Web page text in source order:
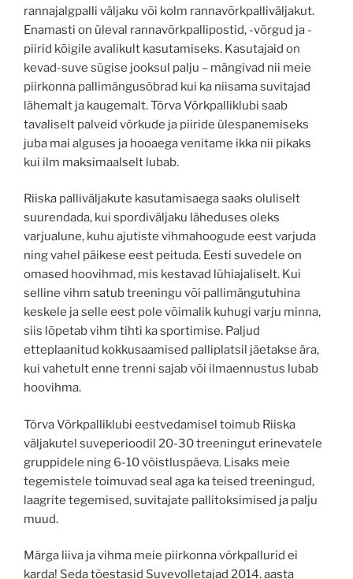
rannajalgpalli väljaku või kolm rannavõrkpalliväljakut.
Enamasti on üleval rannavõrkpallipostid, -võrgud ja -
piirid kõigile avalikult kasutamiseks. Kasutajaid on
kevad-suve sügise jooksul palju – mängivad nii meie
piirkonna pallimängusõbrad kui ka niisama suvitajad
lähemalt ja kaugemalt. Tõrva Võrkpalliklubi saab
tavaliselt palveid võrkude ja piiride ülespanemiseks
juba mai alguses ja hooaega venitame ikka nii pikaks
kui ilm maksimaalselt lubab.
Riiska palliväljakute kasutamisaega saaks oluliselt
suurendada, kui spordiväljaku läheduses oleks
varjualune, kuhu ajutiste vihmahoogude eest varjuda
ning vahel päikese eest peituda. Eesti suvedele on
omased hoovihmad, mis kestavad lühiajaliselt. Kui
selline vihm satub treeningu või pallimängutuhina
keskele ja selle eest pole võimalik kuhugi varju minna,
siis lõpetab vihm tihti ka sportimise. Paljud
etteplaanitud kokkusaamised palliplatsil jäetakse ära,
kui vahetult enne trenni sajab või ilmaennustus lubab
hoovihma.
Tõrva Võrkpalliklubi eestvedamisel toimub Riiska
väljakutel suveperioodil 20-30 treeningut erinevatele
gruppidele ning 6-10 võistluspäeva. Lisaks meie
tegemistele toimuvad seal aga ka teised treeningud,
laagrite tegemised, suvitajate pallitoksimised ja palju
muud.
Märga liiva ja vihma meie piirkonna võrkpallurid ei
karda! Seda tõestasid Suvevolletajad 2014. aasta